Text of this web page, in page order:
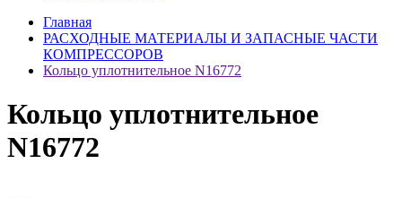
Главная
РАСХОДНЫЕ МАТЕРИАЛЫ И ЗАПАСНЫЕ ЧАСТИ
КОМПРЕССОРОВ
Кольцо уплотнительное N16772
Кольцо уплотнительное
N16772